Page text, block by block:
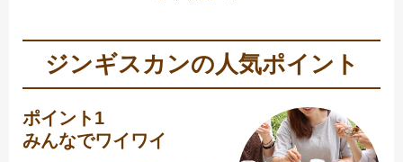
ジンギスカンの人気ポイント
ポイント1
みんなでワイワイ